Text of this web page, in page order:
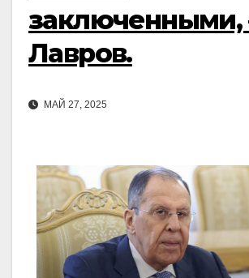
Лавров.
МАЙ 27, 2025